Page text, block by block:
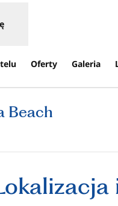
Oferty Galeria
Beach